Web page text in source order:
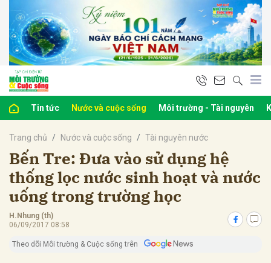
Tin tức Nước và cuộc sống Môi trường - Tài nguyên
Trang chủ Nước và cuộc sống Tài nguyên nước
Bến Tre: Đưa vào sử dụng hệ
thống lọc nước sinh hoạt và nước
uống trong trường học
H.Nhung (th)
06/09/2017 08:58
Theo dõi Môi trường & Cuộc sống trên
luận